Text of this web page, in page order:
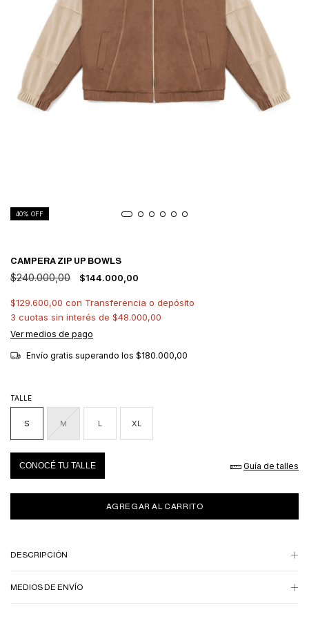
40% OFF
CAMPERA ZIP UP BOWLS
$240.000,00 $144.000,00
$129.600,00 con Transferencia o depósito
3 cuotas sin interés de $48.000,00
Ver medios de pago
Envío gratis superando los $180.000,00
TALLE
S M L XL
CONOCÉ TU TALLE Guía de talles
DESCRIPCIÓN
MEDIOS DE ENVÍO